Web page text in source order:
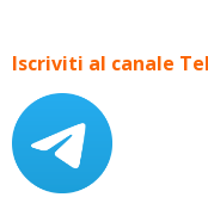
Iscriviti al canale